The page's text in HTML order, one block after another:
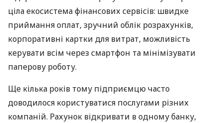
ціла екосистема фінансових сервісів: швидке
приймання оплат, зручний облік розрахунків,
корпоративні картки для витрат, можливість
керувати всім через смартфон та мінімізувати
паперову роботу.
Ще кілька років тому підприємцю часто
доводилося користуватися послугами різних
компаній. Рахунок відкривати в одному банку,